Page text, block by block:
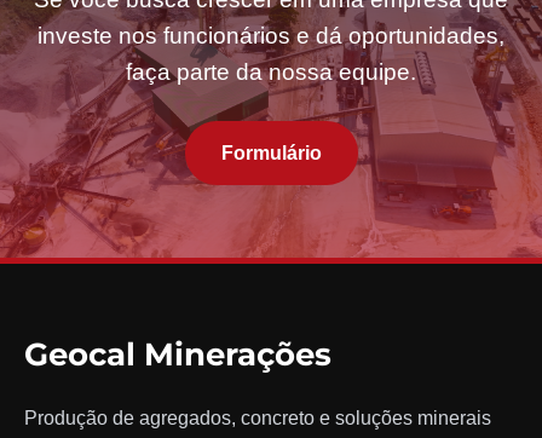
investe nos funcionários e dá oportunidades,
faça parte da nossa equipe.
Formulário
Geocal Minerações
Produção de agregados, concreto e soluções minerais